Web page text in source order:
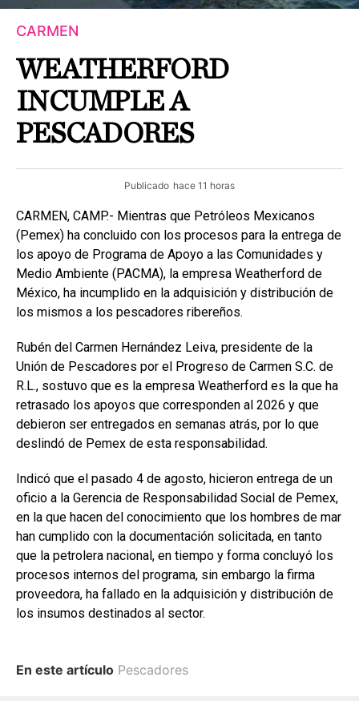
CARMEN
WEATHERFORD
INCUMPLE A
PESCADORES
Publicado hace 11 horas
CARMEN, CAMP.- Mientras que Petróleos Mexicanos
(Pemex) ha concluido con los procesos para la entrega de
los apoyo de Programa de Apoyo a las Comunidades y
Medio Ambiente (PACMA), la empresa Weatherford de
México, ha incumplido en la adquisición y distribución de
los mismos a los pescadores ribereños.
Rubén del Carmen Hernández Leiva, presidente de la
Unión de Pescadores por el Progreso de Carmen S.C. de
R.L., sostuvo que es la empresa Weatherford es la que ha
retrasado los apoyos que corresponden al 2026 y que
debieron ser entregados en semanas atrás, por lo que
deslindó de Pemex de esta responsabilidad.
Indicó que el pasado 4 de agosto, hicieron entrega de un
oficio a la Gerencia de Responsabilidad Social de Pemex,
en la que hacen del conocimiento que los hombres de mar
han cumplido con la documentación solicitada, en tanto
que la petrolera nacional, en tiempo y forma concluyó los
procesos internos del programa, sin embargo la firma
proveedora, ha fallado en la adquisición y distribución de
los insumos destinados al sector.
En este artículo Pescadores